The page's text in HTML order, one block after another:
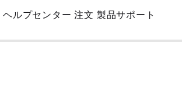
Skip
Main
ヘルプセンター 注文 製品サポート